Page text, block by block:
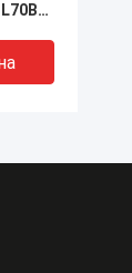
L70B-